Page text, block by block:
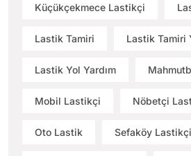
Küçükçekmece Lastikçi
Lastik Tamiri Lastik Tamiri
Lastik Yol Yardım
Mobil Lastikçi Nöbetçi
Oto Lastik Sefaköy Lastikçi